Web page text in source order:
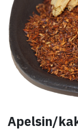
Apelsin/